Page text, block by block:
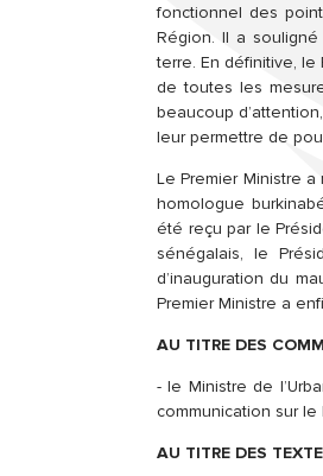
fonctionnel des
Région. Il a
terre. En définitive, le
de toutes les
beaucoup
leur permettre de
Le Premier Ministre
homologue
été reçu par le
sénégalais, le
d’inauguration du
Premier Ministre a
AU TITRE DES
- le Ministre de
communication sur
AU TITRE DES